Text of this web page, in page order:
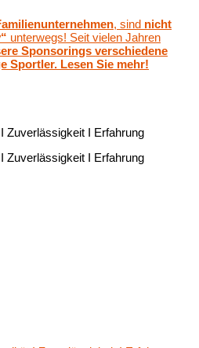
, sind nicht
unterwegs! Seit vielen Jahren
Sponsorings verschiedene
Sportler. Lesen Sie mehr!